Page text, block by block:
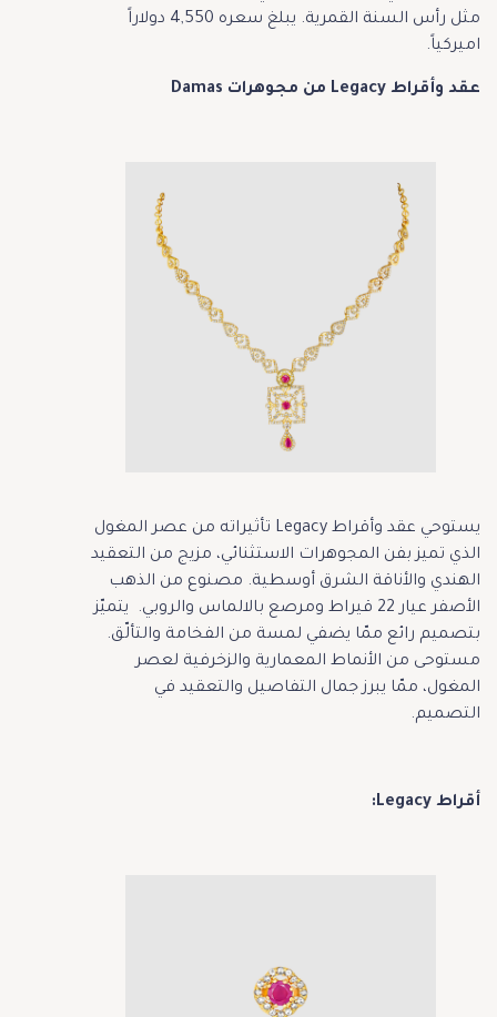
مثل رأس السنة القمرية. يبلغ سعره 4,550 دولاراً
اميركياً.
عقد وأقراط Legacy من مجوهرات Damas
يستوحي عقد وأقراط Legacy تأثيراته من عصر المغول
الذي تميز بفن المجوهرات الاستثنائي، مزيج من التعقيد
الهندي والأناقة الشرق أوسطية. مصنوع من الذهب
الأصفر عيار 22 قيراط ومرصع بالالماس والروبي. يتميّز
بتصميم رائع ممّا يضفي لمسة من الفخامة والتألّق.
مستوحى من الأنماط المعمارية والزخرفية لعصر
المغول، ممّا يبرز جمال التفاصيل والتعقيد في
التصميم.
أقراط Legacy: